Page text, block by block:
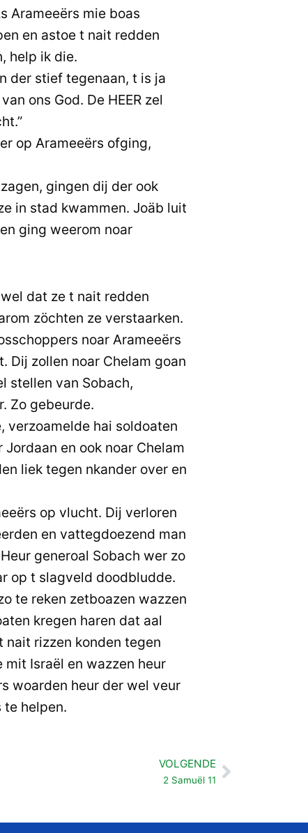
Arameeërs mie boas
en astoe t nait redden
help ik die.
der stief tegenaan, t is ja
ons God. De HEER zel
op Arameeërs ofging,
gingen dij der ook
in stad kwammen. Joäb luit
ging weerom noar
dat ze t nait redden
zöchten ze verstaarken.
noar Arameeërs
Dij zollen noar Chelam goan
stellen van Sobach,
Zo gebeurde.
verzoamelde hai soldoaten
en ook noar Chelam
liek tegen nkander over en
op vlucht. Dij verloren
en vattegdoezend man
generoal Sobach wer zo
op t slagveld doodbludde.
te reken zetboazen wazzen
kregen haren dat aal
nait rizzen konden tegen
Israël en wazzen heur
woarden heur der wel veur
te helpen.
VOLGENDE
2 Samuël 11Volgende